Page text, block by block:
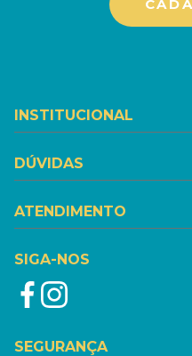
INSTITUCIONAL
DÚVIDAS
ATENDIMENTO
SIGA-NOS
SEGURANÇA